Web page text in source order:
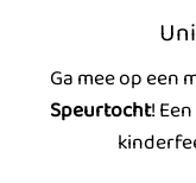
Ga mee op een
Speurtocht!